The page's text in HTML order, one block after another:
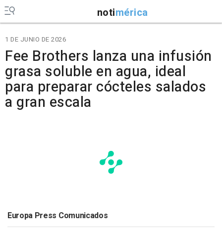
notimérica
1 DE JUNIO DE 2026
Fee Brothers lanza una infusión
grasa soluble en agua, ideal
para preparar cócteles salados
a gran escala
Europa Press Comunicados